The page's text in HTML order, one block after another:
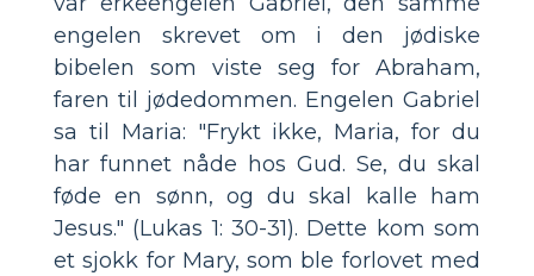
engelen skrevet om i den jødiske
bibelen som viste seg for Abraham,
faren til jødedommen. Engelen Gabriel
sa til Maria: "Frykt ikke, Maria, for du
har funnet nåde hos Gud. Se, du skal
føde en sønn, og du skal kalle ham
Jesus." (Lukas 1: 30-31). Dette kom som
et sjokk for Mary, som ble forlovet med